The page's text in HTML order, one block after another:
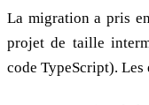
La migration a pris
projet de taille
code TypeScript). Les